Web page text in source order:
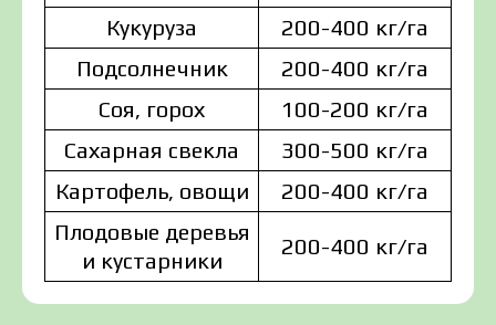
Кукуруза
200-400 кг/га
Подсолнечник
200-400 кг/га
Соя, горох
100-200 кг/га
Сахарная свекла
300-500 кг/га
Картофель, овощи
200-400 кг/га
Плодовые деревья
и кустарники
200-400 кг/га